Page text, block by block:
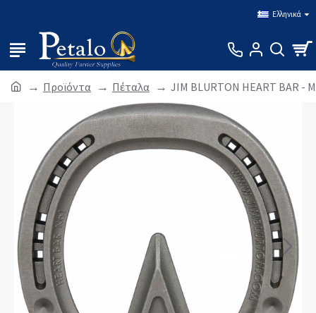
Ελληνικά
Προϊόντα Πέταλα JIM BLURTON HEART BAR -